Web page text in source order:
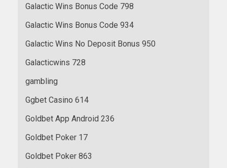
Galactic Wins Bonus Code 798
Galactic Wins Bonus Code 934
Galactic Wins No Deposit Bonus 950
Galacticwins 728
gambling
Ggbet Casino 614
Goldbet App Android 236
Goldbet Poker 17
Goldbet Poker 863